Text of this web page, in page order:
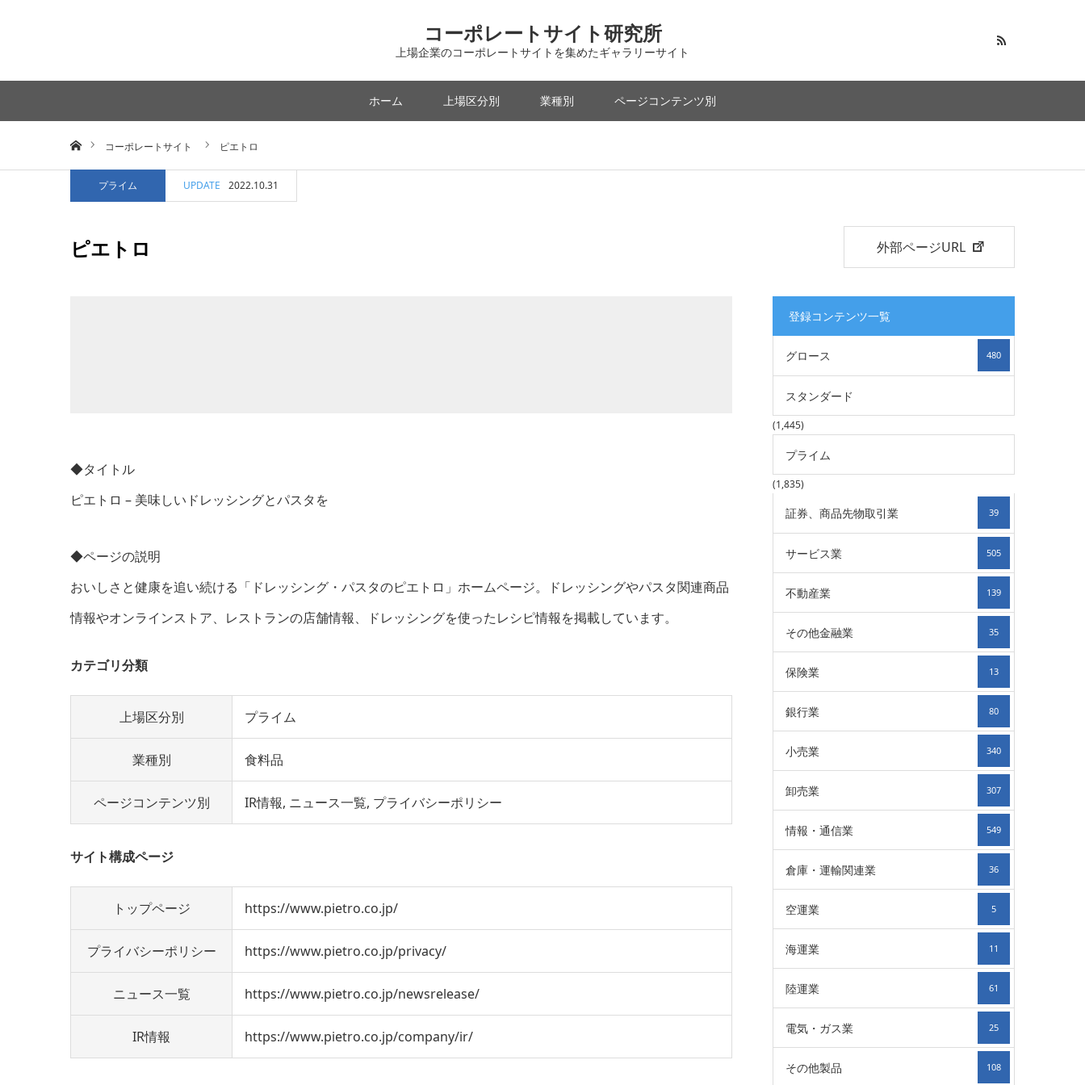
コーポレートサイト研究所
上場企業のコーポレートサイトを集めたギャラリーサイト
ホーム 上場区分別 業種別 ページコンテンツ別
ホームコーポレートサイト ピエトロ
プライム UPDATE 2022.10.31
ピエトロ 外部ページURL
◆タイトル
ピエトロ – 美味しいドレッシングとパスタを
◆ページの説明
おいしさと健康を追い続ける「ドレッシング・パスタのピエトロ」ホームページ。ドレッシングやパスタ関連商品
情報やオンラインストア、レストランの店舗情報、ドレッシングを使ったレシピ情報を掲載しています。
カテゴリ分類
上場区分別 プライム
業種別 食料品
ページコンテンツ別 IR情報 ニュース一覧 プライバシーポリシー
サイト構成ページ
トップページ https://www.pietro.co.jp/
プライバシーポリシー https://www.pietro.co.jp/privacy/
ニュース一覧 https://www.pietro.co.jp/newsrelease/
IR情報 https://www.pietro.co.jp/company/ir/
登録コンテンツ一覧
グロース 480
スタンダード
(1,445)
プライム
(1,835)
証券、商品先物取引業 39
サービス業 505
不動産業 139
その他金融業 35
保険業 13
銀行業 80
小売業 340
卸売業 307
情報・通信業 549
倉庫・運輸関連業 36
空運業 5
海運業 11
陸運業 61
電気・ガス業 25
その他製品 108